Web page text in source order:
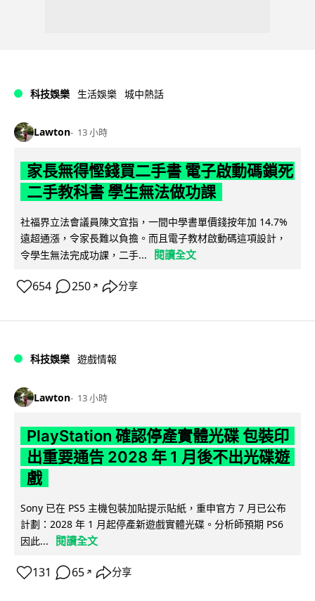
科技娛樂 生活娛樂 城中熱話
Lawton 13 小時
家長無得慳錢買二手書 電子啟動碼鎖死
二手教科書 學生無法做功課
社福界立法會議員陳文宜指，一間中學書單價錢按年加 14.7%
遠超通漲，令家長難以負擔。而且電子教材啟動碼這項設計，
令學生無法完成功課，二手...
閱讀全文
654 250 ↗ 分享
科技娛樂 遊戲情報
Lawton 13 小時
PlayStation 確認停產實體光碟 包裝印
出重要通告 2028 年 1 月後不出光碟遊
戲
Sony 已在 PS5 主機包裝加貼提示貼紙，重申官方 7 月已公布
計劃：2028 年 1 月起停產新遊戲實體光碟。分析師預期 PS6
因此...
閱讀全文
131 65 ↗ 分享